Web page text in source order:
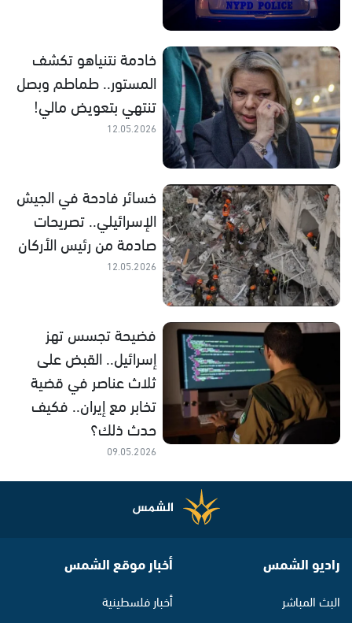
خادمة نتنياهو تكشف
المستور.. طماطم وبصل
تنتهي بتعويض مالي!
12.05.2026
خسائر فادحة في الجيش
الإسرائيلي.. تصريحات
صادمة من رئيس الأركان
12.05.2026
فضيحة تجسس تهز
إسرائيل.. القبض على
ثلاث عناصر في قضية
تخابر مع إيران.. فكيف
حدث ذلك؟
09.05.2026
راديو الشمس
البث المباشر
أخبار موقع الشمس
أخبار فلسطينية